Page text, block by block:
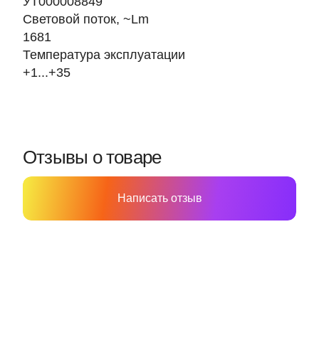
Световой поток, ~Lm
1681
Температура эксплуатации
+1...+35
Отзывы о товаре
Написать отзыв